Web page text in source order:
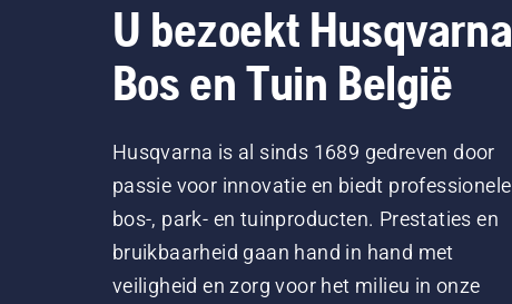
U bezoekt Husqvarna
Bos en Tuin België
Husqvarna is al sinds 1689 gedreven door
passie voor innovatie en biedt professionele
bos-, park- en tuinproducten. Prestaties en
bruikbaarheid gaan hand in hand met
veiligheid en zorg voor het milieu in onze